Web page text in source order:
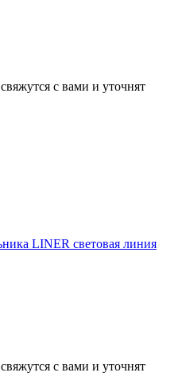
с вами и уточнят
LINER световая линия
с вами и уточнят